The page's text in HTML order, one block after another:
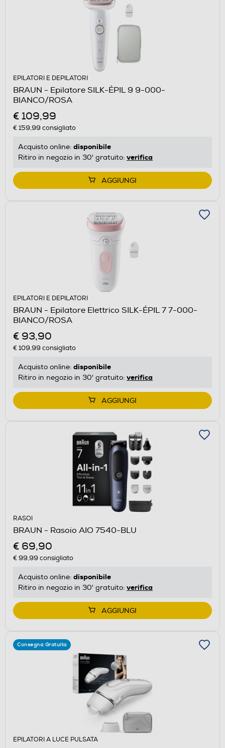
EPILATORI E DEPILATORI
BRAUN - Epilatore SILK-ÉPIL 9 9-000-
BIANCO/ROSA
€ 109,99
€ 159,99 consigliato
Acquisto online: disponibile
Ritiro in negozio in 30' gratuito: verifica
AGGIUNGI
EPILATORI E DEPILATORI
BRAUN - Epilatore Elettrico SILK-ÉPIL 7 7-000-
BIANCO/ROSA
€ 93,90
€ 109,99 consigliato
Acquisto online: disponibile
Ritiro in negozio in 30' gratuito: verifica
AGGIUNGI
RASOI
BRAUN - Rasoio AIO 7540-BLU
€ 69,90
€ 99,99 consigliato
Acquisto online: disponibile
Ritiro in negozio in 30' gratuito: verifica
AGGIUNGI
Consegna Gratuita
EPILATORI A LUCE PULSATA